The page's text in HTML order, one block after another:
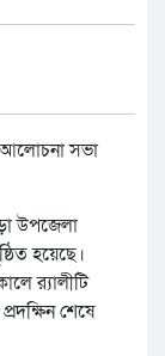
উপজেলা
হয়েছে।
র‌্যালীটি
শেষে